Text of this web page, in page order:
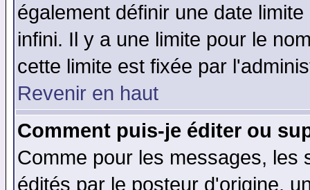
également définir une date
infini. Il y a une limite pour le
cette limite est fixée par
Revenir en haut
Comment puis-je éditer ou
Comme pour les messages, les
édités par le posteur d'origine,